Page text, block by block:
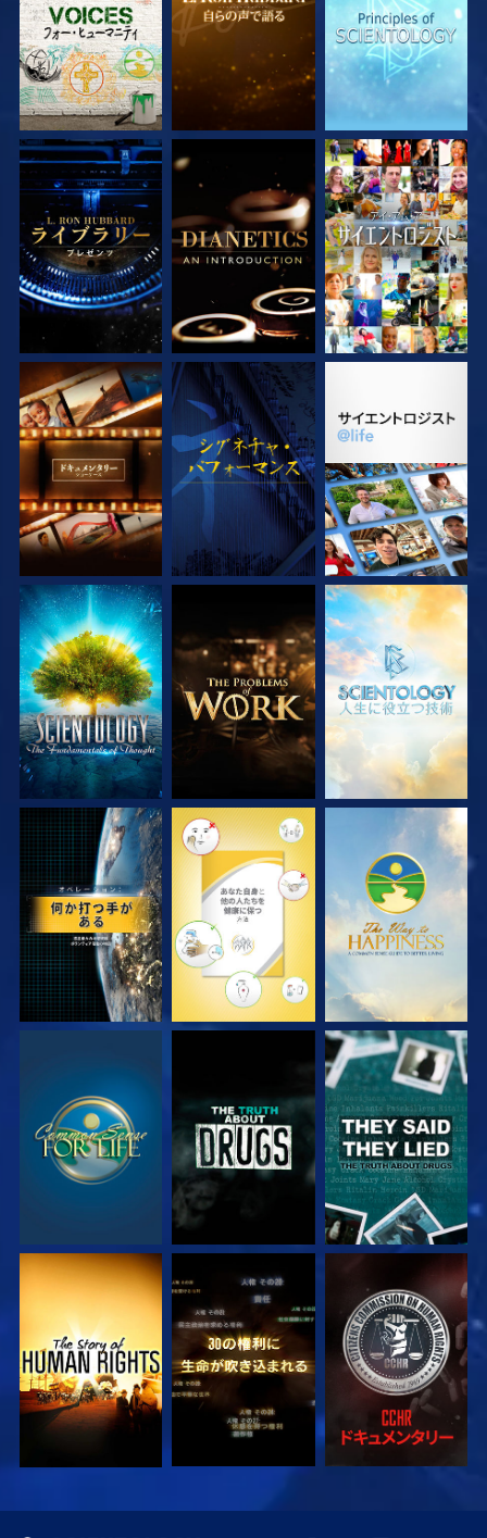
シリーズを探求 シリーズを探求 観る
シリーズを探求 観る シリーズを探求
シリーズを探求 シリーズを探求 シリーズを探求
観る 観る 観る
観る 観る 観る
観る 観る 観る